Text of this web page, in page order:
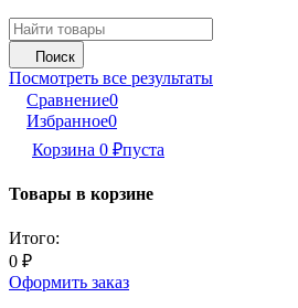
Поиск
Посмотреть все результаты
Сравнение0
Избранное0
Корзина 0 ₽пуста
Товары в корзине
Итого:
0 ₽
Оформить заказ